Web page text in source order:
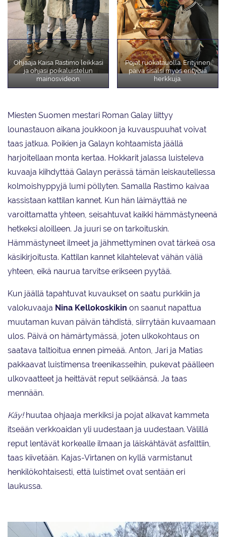
Ohjaaja Kaisa Rastimo leikkasi
ja ohjasi poikaluistelun
mainosvideon.
Pojat ruokatauolla. Erityinen
päivä sisälsi myös erityisiä
herkkuja.
Miesten Suomen mestari Roman Galay liittyy
lounastauon aikana joukkoon ja kuvauspuuhat voivat
taas jatkua. Poikien ja Galayn kohtaamista jäällä
harjoitellaan monta kertaa. Hokkarit jalassa luisteleva
kuvaaja kiihdyttää Galayn perässä tämän leiskautellessa
kolmoishyppyjä lumi pöllyten. Samalla Rastimo kaivaa
kassistaan kattilan kannet. Kun hän läimäyttää ne
varoittamatta yhteen, seisahtuvat kaikki hämmästyneenä
hetkeksi aloilleen. Ja juuri se on tarkoituskin.
Hämmästyneet ilmeet ja jähmettyminen ovat tärkeä osa
käsikirjoitusta. Kattilan kannet kilahtelevat vähän väliä
yhteen, eikä naurua tarvitse erikseen pyytää.
Kun jäällä tapahtuvat kuvaukset on saatu purkkiin ja
valokuvaaja Nina Kellokoskikin on saanut napattua
muutaman kuvan päivän tähdistä, siirrytään kuvaamaan
ulos. Päivä on hämärtymässä, joten ulkokohtaus on
saatava taltioitua ennen pimeää. Anton, Jari ja Matias
pakkaavat luistimensa treenikasseihin, pukevat päälleen
ulkovaatteet ja heittävät reput selkäänsä. Ja taas
mennään.
Käy!huutaa ohjaaja merkiksi ja pojat alkavat kammeta
itseään verkkoaidan yli uudestaan ja uudestaan. Välillä
reput lentävät korkealle ilmaan ja läiskähtävät asfalttiin,
taas kiivetään. Kajas-Virtanen on kyllä varmistanut
henkilökohtaisesti, että luistimet ovat sentään eri
laukussa.